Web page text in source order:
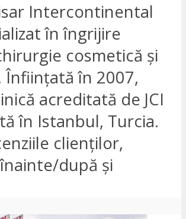
Intercontinental
în îngrijire
cosmetică și
Înființată în 2007,
acreditată de JCI
în Istanbul, Turcia.
clienților,
după și